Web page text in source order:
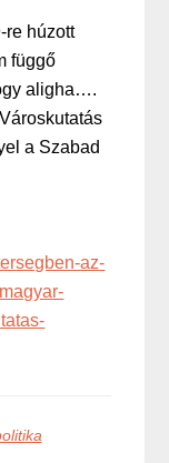
re húzott
függő
aligha….
a Szabad
az-